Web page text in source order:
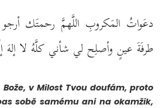
دعَواتُ المَكروبِ اللَّهمَّ رحمتَك
طرفَةَ عينٍ وأصلِح لي شأني كلَّهُ لا إلهَ
v Milost Tvou doufám, proto
sobě samému ani na okamžik,